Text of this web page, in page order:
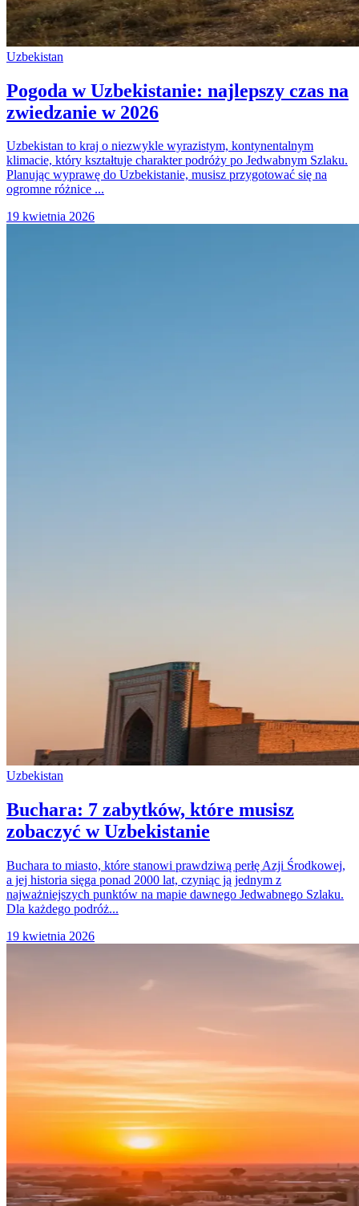
Uzbekistan
Pogoda w Uzbekistanie: najlepszy czas na
zwiedzanie w 2026
Uzbekistan to kraj o niezwykle wyrazistym, kontynentalnym
klimacie, który kształtuje charakter podróży po Jedwabnym Szlaku.
Planując wyprawę do Uzbekistanie, musisz przygotować się na
ogromne różnice ...
19 kwietnia 2026
Uzbekistan
Buchara: 7 zabytków, które musisz
zobaczyć w Uzbekistanie
Buchara to miasto, które stanowi prawdziwą perłę Azji Środkowej,
a jej historia sięga ponad 2000 lat, czyniąc ją jednym z
najważniejszych punktów na mapie dawnego Jedwabnego Szlaku.
Dla każdego podróż...
19 kwietnia 2026